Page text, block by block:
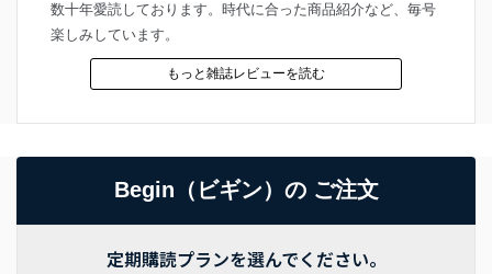
数十年愛読しております。時代に合った商品紹介など、毎号
楽しみしています。
もっと雑誌レビューを読む
Begin（ビギン）の ご注文
定期購読プランを選んでください。